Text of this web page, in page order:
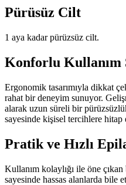
Pürüsüz Cilt
1 aya kadar pürüzsüz cilt.
Konforlu Kullanım
Ergonomik tasarımıyla dikkat
rahat bir deneyim sunuyor.
alarak uzun süreli bir
sayesinde kişisel tercihlere hitap
Pratik ve Hızlı
Kullanım kolaylığı ile öne
sayesinde hassas alanlarda bile